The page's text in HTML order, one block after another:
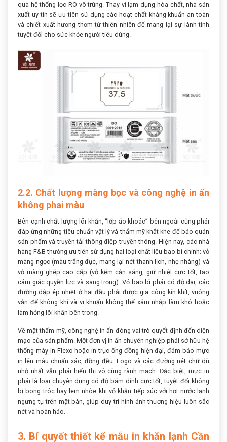
qua hệ thống lọc RO vô trùng. Thay vì lạm dụng hóa chất, nhà sản
xuất uy tín sẽ ưu tiên sử dụng các hoạt chất kháng khuẩn an toàn
và chiết xuất hương thơm từ thiên nhiên để mang lại sự lành tính
tuyệt đối cho sức khỏe người tiêu dùng.
2.2. Chất lượng màng bọc và công nghệ in ấn
không phai màu
Bên cạnh chất lượng lõi khăn, “lớp áo khoác” bên ngoài cũng phải
đáp ứng những tiêu chuẩn vật lý và thẩm mỹ khắt khe để bảo quản
sản phẩm và truyền tải thông điệp truyền thông. Hiện nay, các nhà
hàng F&B thường ưu tiên sử dụng hai loại chất liệu bao bì chính: vỏ
màng ngọc (màu trắng đục, mang lại nét thanh lịch, nhẹ nhàng) và
vỏ màng ghép cao cấp (vỏ kẽm cản sáng, giữ nhiệt cực tốt, tạo
cảm giác quyền lực và sang trọng). Vỏ bao bì phải có độ dai, các
đường dập ép nhiệt ở hai đầu phải được gia công kín khít, vuông
vắn để không khí và vi khuẩn không thể xâm nhập làm khô hoặc
làm hỏng lõi khăn bên trong.
Về mặt thẩm mỹ, công nghệ in ấn đóng vai trò quyết định đến diện
mạo của sản phẩm. Một đơn vị in ấn chuyên nghiệp phải sở hữu hệ
thống máy in Flexo hoặc in trục ống đồng hiện đại, đảm bảo mực
in lên màu chuẩn xác, đồng đều. Logo và các đường nét chữ dù
nhỏ nhất vẫn phải hiển thị vô cùng rành mạch. Đặc biệt, mực in
phải là loại chuyên dụng có độ bám dính cực tốt, tuyệt đối không
bị bong tróc hay lem nhòe khi vỏ khăn tiếp xúc với hơi nước lạnh
ngưng tụ trên mặt bàn, giúp duy trì hình ảnh thương hiệu luôn sắc
nét và hoàn hảo.
3. Bí quyết thiết kế mẫu in khăn lạnh Cần